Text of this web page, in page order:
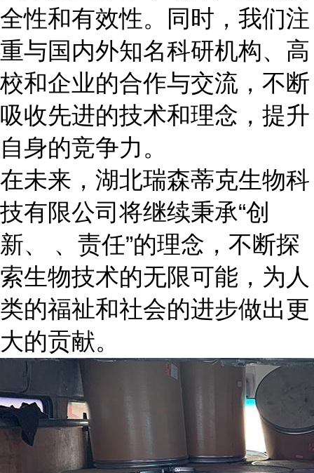
全性和有效性。同时，我们注
重与国内外知名科研机构、高
校和企业的合作与交流，不断
吸收先进的技术和理念，提升
自身的竞争力。
在未来，湖北瑞森蒂克生物科
技有限公司将继续秉承“创
新、 、责任”的理念，不断探
索生物技术的无限可能，为人
类的福祉和社会的进步做出更
大的贡献。